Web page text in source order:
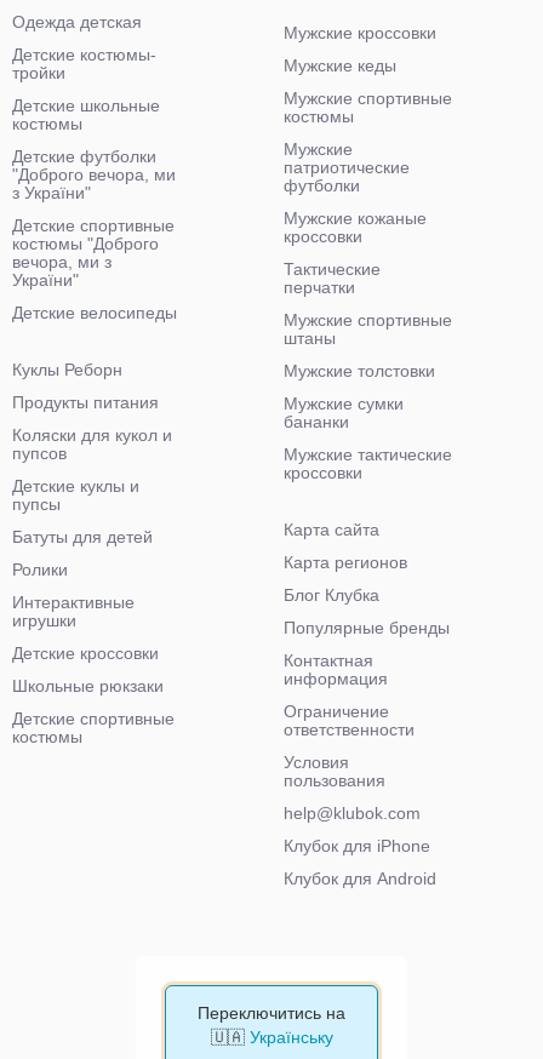
Одежда детская
Детские костюмы-
тройки
Детские школьные
костюмы
Детские футболки
"Доброго вечора, ми
з України"
Детские спортивные
костюмы "Доброго
вечора, ми з
України"
Детские велосипеды
Мужские кроссовки
Мужские кеды
Мужские спортивные
костюмы
Мужские
патриотические
футболки
Мужские кожаные
кроссовки
Тактические
перчатки
Мужские спортивные
штаны
Мужские толстовки
Мужские сумки
бананки
Мужские тактические
кроссовки
Куклы Реборн
Продукты питания
Коляски для кукол и
пупсов
Детские куклы и
пупсы
Батуты для детей
Ролики
Интерактивные
игрушки
Детские кроссовки
Школьные рюкзаки
Детские спортивные
костюмы
Карта сайта
Карта регионов
Блог Клубка
Популярные бренды
Контактная
информация
Ограничение
ответственности
Условия
пользования
help@klubok.com
Клубок для iPhone
Клубок для Android
Переключитись на
🇺🇦 Українську